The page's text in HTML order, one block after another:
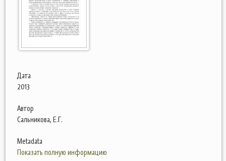
Дата
2013
Автор
Сальникова, Е.Г.
Metadata
Показать полную информацию